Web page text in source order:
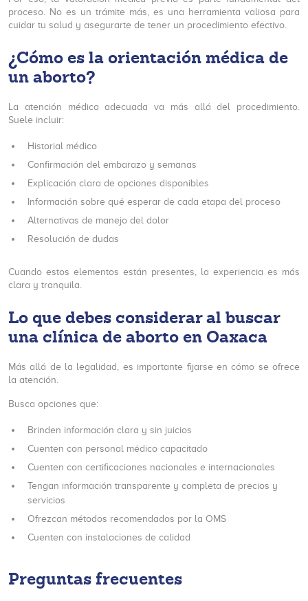
proceso. No es un trámite más, es una herramienta valiosa para
cuidar tu salud y asegurarte de tener un procedimiento efectivo.
¿Cómo es la orientación médica de
un aborto?
La atención médica adecuada va más allá del procedimiento.
Suele incluir:
Historial médico
Confirmación del embarazo y semanas
Explicación clara de opciones disponibles
Información sobre qué esperar de cada etapa del proceso
Alternativas de manejo del dolor
Resolución de dudas
Cuando estos elementos están presentes, la experiencia es más
clara y tranquila.
Lo que debes considerar al buscar
una clínica de aborto en Oaxaca
Más allá de la legalidad, es importante fijarse en cómo se ofrece
la atención.
Busca opciones que:
Brinden información clara y sin juicios
Cuenten con personal médico capacitado
Cuenten con certificaciones nacionales e internacionales
Tengan información transparente y completa de precios y
servicios
Ofrezcan métodos recomendados por la OMS
Cuenten con instalaciones de calidad
Preguntas frecuentes